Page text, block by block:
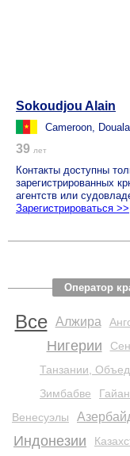
Sokoudjou Alain
Cameroon, Douala
39 лет
Контакты доступны
зарегистрированных
агентств или
Зарегистрироваться >>
Оператор
Все Алжира
Нигерии
Танзании,
Зимбабве
Венесуэлы
Индонезии